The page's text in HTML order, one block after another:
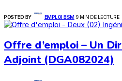
POSTED BY EMPLOI BSM 9 MIN DE LECTURE
Offre d’emploi – Un
Adjoint (DGA082024)